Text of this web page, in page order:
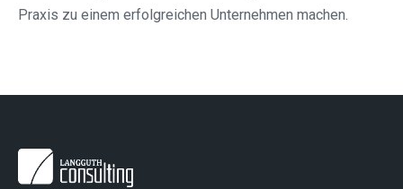
Praxis zu einem erfolgreichen Unternehmen machen.